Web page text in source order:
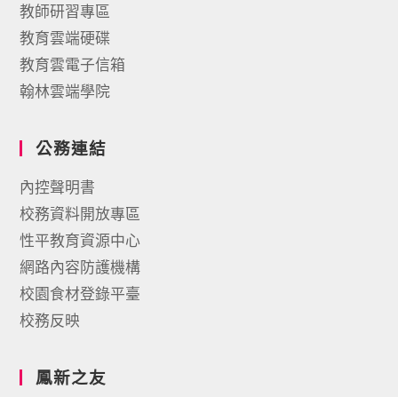
教師研習專區
教育雲端硬碟
教育雲電子信箱
翰林雲端學院
公務連結
內控聲明書
校務資料開放專區
性平教育資源中心
網路內容防護機構
校園食材登錄平臺
校務反映
鳳新之友